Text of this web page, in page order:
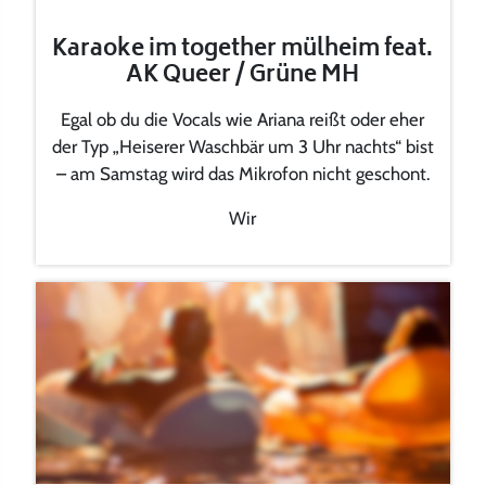
Karaoke im together mülheim feat.
AK Queer / Grüne MH
Egal ob du die Vocals wie Ariana reißt oder eher
der Typ „Heiserer Waschbär um 3 Uhr nachts“ bist
– am Samstag wird das Mikrofon nicht geschont.
Wir